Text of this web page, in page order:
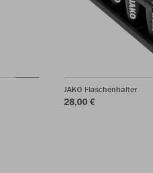
JAKO Flaschenhalter
28,00 €